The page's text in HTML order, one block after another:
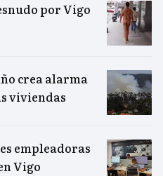
por Vigo
crea alarma
viviendas
empleadoras
Vigo